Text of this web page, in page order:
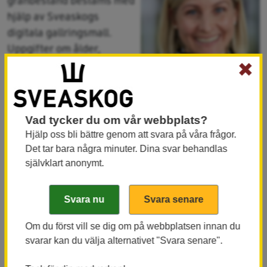
hjälp av Sveaskogs
digitala gallringsmall.
Uppgifter om ålder,
grundyta, stamantal och
övre höjd i beståndet
behövs för att bedöma om
gallringsbehov har uppstått. Ståndortsindex (SI)
beräknas med hjälp av höjdutvecklingskurvor.
Gallringsmallen ger även en prognos för när nästa
åtgärd bör utföras, säger hon och tillägger:
gallringsbehovet med hjälp av gallringsmallen, så
att vi kommer in rätt i tid, får maskinföraren de bästa
förutsättningarna att göra ett bra jobb.
✖
Vad tycker du om vår webbplats?
Hjälp oss bli bättre genom att svara på våra frågor.
Det tar bara några minuter. Dina svar behandlas
självklart anonymt.
Om du först vill se dig om på webbplatsen innan du
svarar kan du välja alternativet "Svara senare".